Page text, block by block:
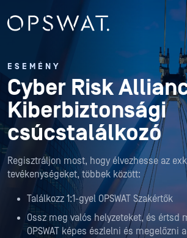
ESEMÉNY
Cyber Risk
Kiberbiztonsági
csúcstalálkozó
Regisztráljon most, hogy élvezhesse az
tevékenységeket, többek között:
Találkozz 1:1-gyel OPSWAT Szakértők
Ossz meg valós helyzeteket, és értsd
OPSWAT képes észlelni és megelőzni